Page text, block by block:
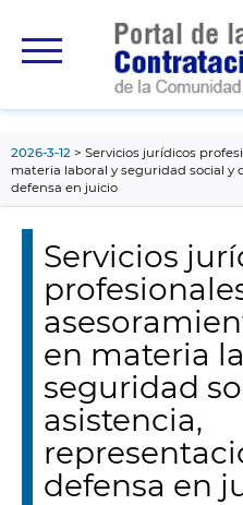
principal
2026-3-12
Servicios jurídicos
materia laboral y seguridad social y
defensa en juicio
Servicios
en materia
seguridad
asistencia,
defensa en